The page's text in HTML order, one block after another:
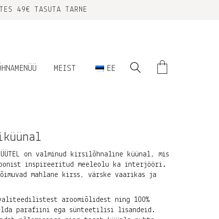
49€ TASUTA TARNE
MEIST EE
RÜÜTEL on valminud kirsilõhnaline küünal, mis
inspireeritud meeleolu ka interjööri.
mahlane kirss, värske vaarikas ja
aroomiõlidest ning 100%
parafiini ega sünteetilisi lisandeid.